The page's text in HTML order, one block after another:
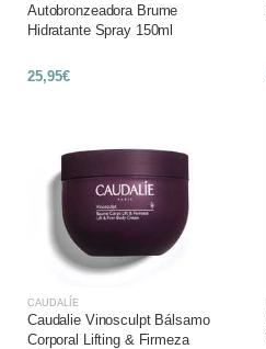
Autobronzeadora Brume
Hidratante Spray 150ml
25,95€
CAUDALÍE
Caudalie Vinosculpt Bálsamo
Corporal Lifting & Firmeza